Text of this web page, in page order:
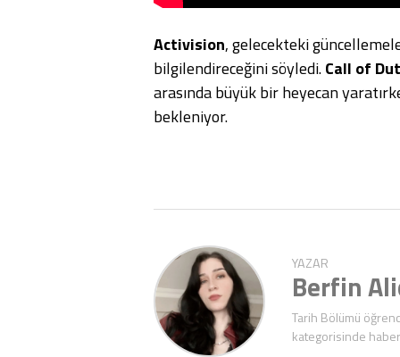
Activision, gelecekteki
bilgilendireceğini söyledi.Call of
arasında büyük bir heyecan
bekleniyor.
YAZAR
Berfin
Tarih Bölümü
kategorisinde